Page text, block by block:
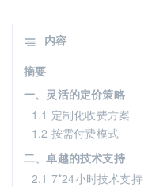
内容
摘要
一、灵活的定价策略
1.1 定制化收费方案
1.2 按需付费模式
二、卓越的技术支持
2.1 7*24小时技术支持